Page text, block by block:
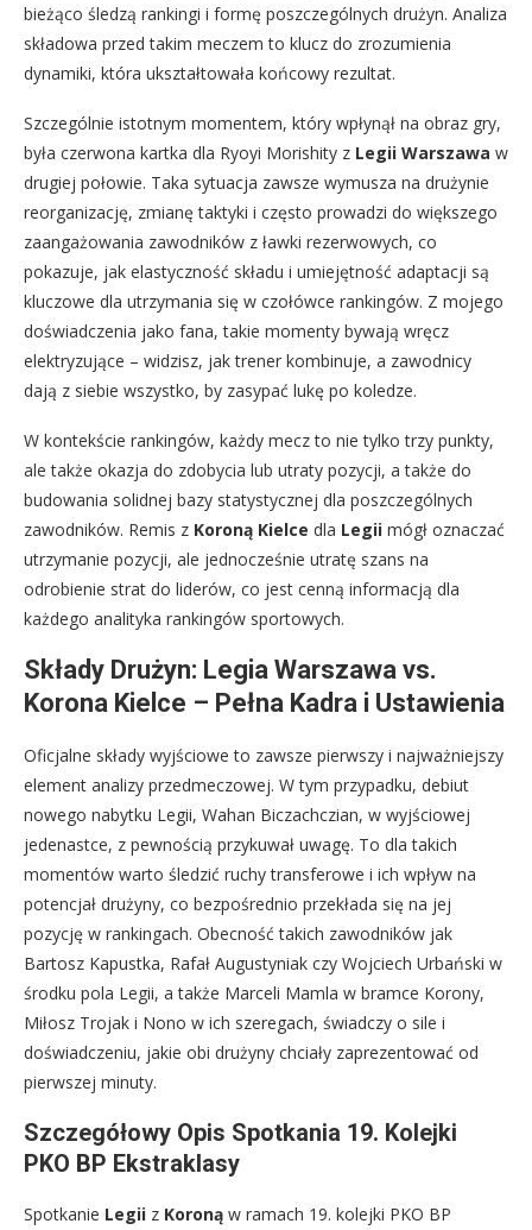
bieżąco śledzą rankingi i formę poszczególnych drużyn. Analiza
składowa przed takim meczem to klucz do zrozumienia
dynamiki, która ukształtowała końcowy rezultat.
Szczególnie istotnym momentem, który wpłynął na obraz gry,
była czerwona kartka dla Ryoyi Morishity z Legii Warszawa w
drugiej połowie. Taka sytuacja zawsze wymusza na drużynie
reorganizację, zmianę taktyki i często prowadzi do większego
zaangażowania zawodników z ławki rezerwowych, co
pokazuje, jak elastyczność składu i umiejętność adaptacji są
kluczowe dla utrzymania się w czołówce rankingów. Z mojego
doświadczenia jako fana, takie momenty bywają wręcz
elektryzujące – widzisz, jak trener kombinuje, a zawodnicy
dają z siebie wszystko, by zasypać lukę po koledze.
W kontekście rankingów, każdy mecz to nie tylko trzy punkty,
ale także okazja do zdobycia lub utraty pozycji, a także do
budowania solidnej bazy statystycznej dla poszczególnych
zawodników. Remis z Koroną Kielce dla Legii mógł oznaczać
utrzymanie pozycji, ale jednocześnie utratę szans na
odrobienie strat do liderów, co jest cenną informacją dla
każdego analityka rankingów sportowych.
Składy Drużyn: Legia Warszawa vs.
Korona Kielce – Pełna Kadra i Ustawienia
Oficjalne składy wyjściowe to zawsze pierwszy i najważniejszy
element analizy przedmeczowej. W tym przypadku, debiut
nowego nabytku Legii, Wahan Biczachczian, w wyjściowej
jedenastce, z pewnością przykuwał uwagę. To dla takich
momentów warto śledzić ruchy transferowe i ich wpływ na
potencjał drużyny, co bezpośrednio przekłada się na jej
pozycję w rankingach. Obecność takich zawodników jak
Bartosz Kapustka, Rafał Augustyniak czy Wojciech Urbański w
środku pola Legii, a także Marceli Mamla w bramce Korony,
Miłosz Trojak i Nono w ich szeregach, świadczy o sile i
doświadczeniu, jakie obi drużyny chciały zaprezentować od
pierwszej minuty.
Szczegółowy Opis Spotkania 19. Kolejki
PKO BP Ekstraklasy
Spotkanie Legii z Koroną w ramach 19. kolejki PKO BP